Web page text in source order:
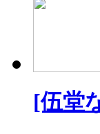
[伍堂